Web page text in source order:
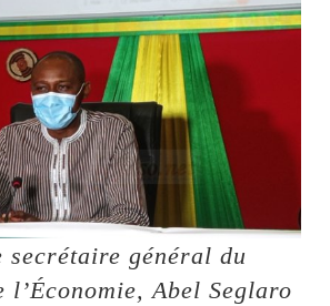
secrétaire général du
l’Économie, Abel Seglaro